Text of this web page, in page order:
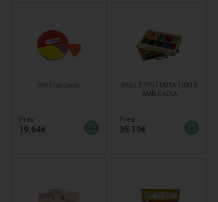
Set Fraccions
Preu
19.64€
REGLETES FUSTA 10X10
AMB CAIXA
Preu
35.19€